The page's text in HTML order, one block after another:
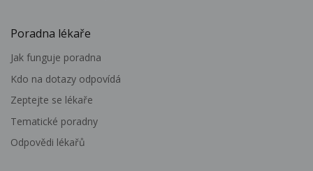
Poradna lékaře
Jak funguje poradna
Kdo na dotazy odpovídá
Zeptejte se lékaře
Tematické poradny
Odpovědi lékařů